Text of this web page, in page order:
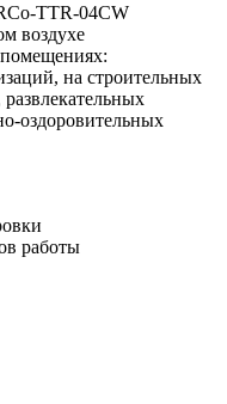
TTR-04CW
воздухе
на строительных
оздоровительных
работы